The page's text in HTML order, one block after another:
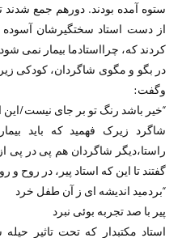
ستوه آمده بودند. دورهم جمع شدند
از دست استاد سختگیرشان آسوده
کردند که، چرااستادما بیمار نمی
در بگو و مگوی شاگردان، کودکی
وگفت:
“خیر باشد رنگ تو بر جای نیست/این
شاگرد زیرک فهمید که باید
راستا،دیگر شاگردان هم پی در پی
گفتند تا این که استاد پیر، در روح
“بردمید اندیشه ای ز آن طفل خرد
پیر با صد تجربه بوئی نبرد
استاد مکتبدار که تحت تاثیر